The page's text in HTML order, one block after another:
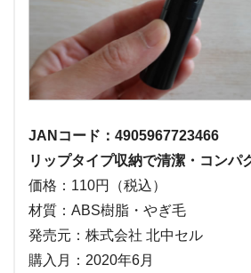
JANコード：4905967723466
リップタイプ収納で清潔・コンパ
価格：110円（税込）
材質：ABS樹脂・やぎ毛
発売元：株式会社 北中セル
購入月：2020年6月